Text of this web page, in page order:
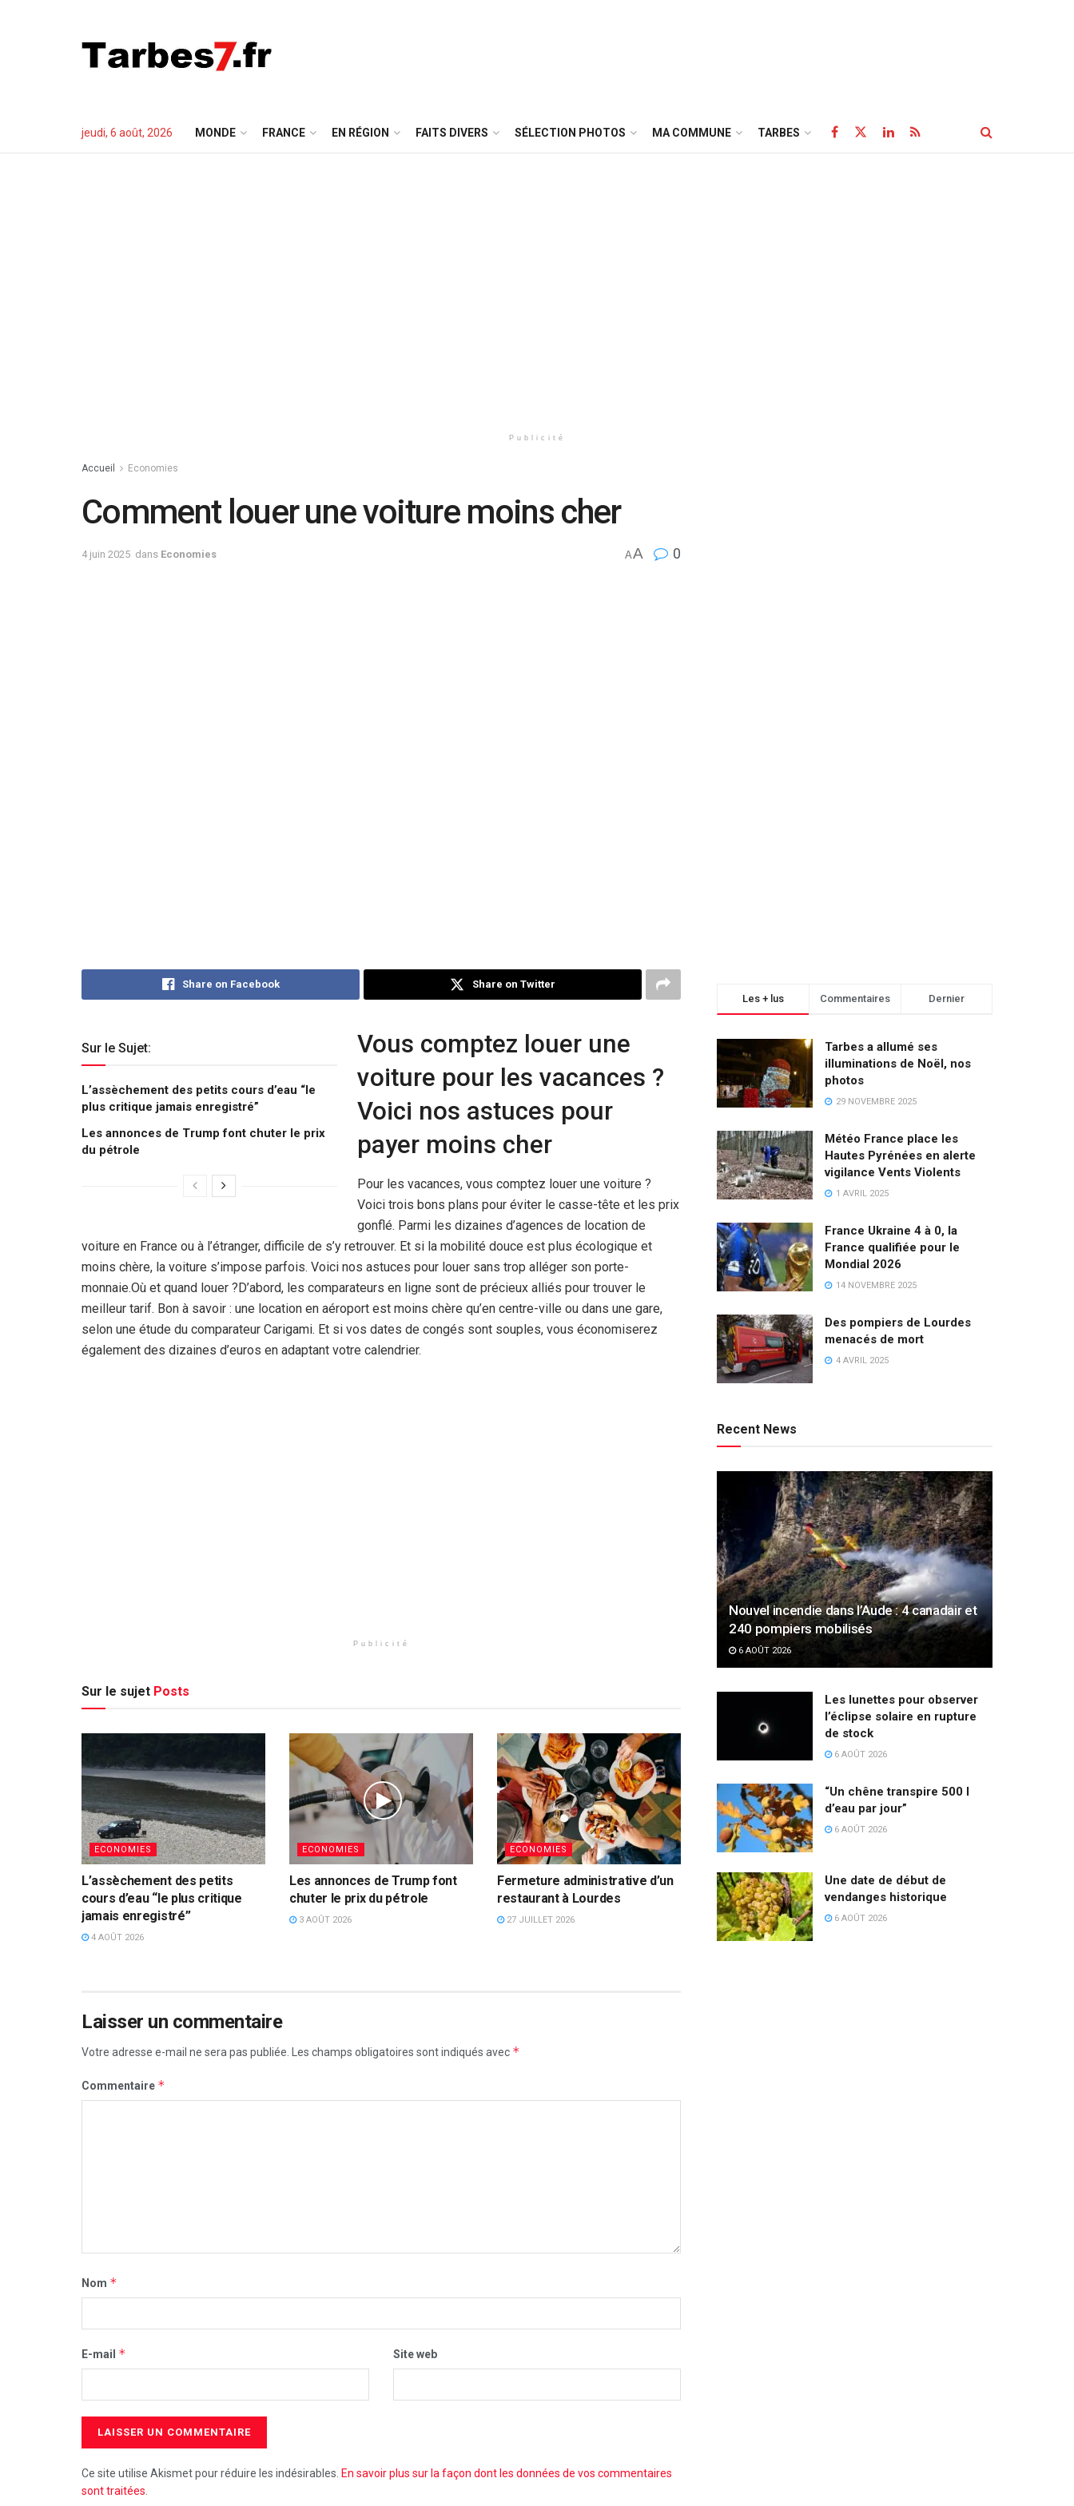
jeudi, 6 août, 2026 MONDE FRANCE EN RÉGION FAITS DIVERS SÉLECTION PHOTOS MA COMMUNE TARBES
Publicité
Accueil Economies
Comment louer une voiture moins cher
4 juin 2025 dans Economies AA 0
Share on Facebook Share on Twitter
Sur le Sujet:
L’assèchement des petits cours d’eau “le
plus critique jamais enregistré”
Les annonces de Trump font chuter le prix
du pétrole
Vous comptez louer une
voiture pour les vacances ?
Voici nos astuces pour
payer moins cher
Pour les vacances, vous comptez louer une voiture ?
Voici trois bons plans pour éviter le casse-tête et les prix
gonflé. Parmi les dizaines d’agences de location de
voiture en France ou à l’étranger, difficile de s’y retrouver. Et si la mobilité douce est plus écologique et
moins chère, la voiture s’impose parfois. Voici nos astuces pour louer sans trop alléger son porte-
monnaie.Où et quand louer ?D’abord, les comparateurs en ligne sont de précieux alliés pour trouver le
meilleur tarif. Bon à savoir : une location en aéroport est moins chère qu’en centre-ville ou dans une gare,
selon une étude du comparateur Carigami. Et si vos dates de congés sont souples, vous économiserez
également des dizaines d’euros en adaptant votre calendrier.
Publicité
Sur le sujet Posts
ECONOMIES
L’assèchement des petits
cours d’eau “le plus critique
jamais enregistré”
4 AOÛT 2026
ECONOMIES
Les annonces de Trump font
chuter le prix du pétrole
3 AOÛT 2026
ECONOMIES
Fermeture administrative d’un
restaurant à Lourdes
27 JUILLET 2026
Laisser un commentaire
Votre adresse e-mail ne sera pas publiée. Les champs obligatoires sont indiqués avec *
Commentaire *
Nom *
E-mail * Site web
Ce site utilise Akismet pour réduire les indésirables. En savoir plus sur la façon dont les données de vos commentaires
sont traitées
Les + lus Commentaires Dernier
Tarbes a allumé ses
illuminations de Noël, nos
photos
29 NOVEMBRE 2025
Météo France place les
Hautes Pyrénées en alerte
vigilance Vents Violents
1 AVRIL 2025
France Ukraine 4 à 0, la
France qualifiée pour le
Mondial 2026
14 NOVEMBRE 2025
Des pompiers de Lourdes
menacés de mort
4 AVRIL 2025
Recent News
Nouvel incendie dans l’Aude : 4 canadair et
240 pompiers mobilisés
6 AOÛT 2026
Les lunettes pour observer
l’éclipse solaire en rupture
de stock
6 AOÛT 2026
“Un chêne transpire 500 l
d’eau par jour”
6 AOÛT 2026
Une date de début de
vendanges historique
6 AOÛT 2026